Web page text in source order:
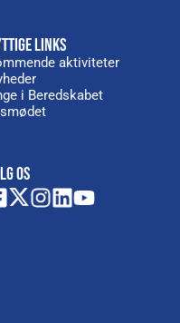
LINKS
aktiviteter
i Beredskabet
OS